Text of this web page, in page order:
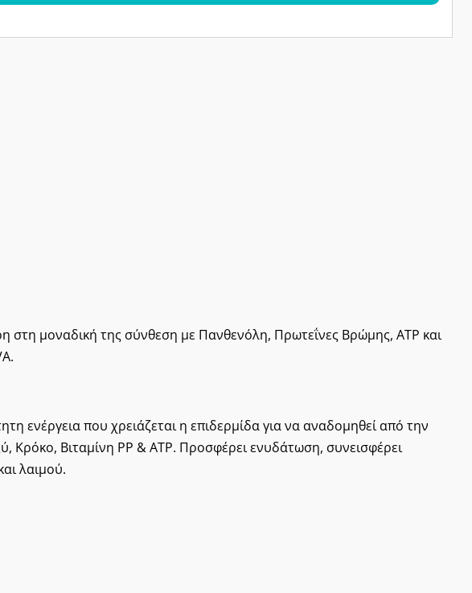
στη μοναδική της σύνθεση με Πανθενόλη, Πρωτεΐνες Βρώμης, ATP και
ενέργεια που χρειάζεται η επιδερμίδα για να αναδομηθεί από την
Βιταμίνη PP & ATP. Προσφέρει ενυδάτωση, συνεισφέρει
λαιμού.